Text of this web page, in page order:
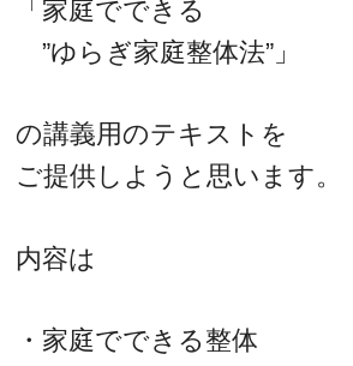
「家庭でできる
”ゆらぎ家庭整体法”」
の講義用のテキストを
ご提供しようと思います。
内容は
・家庭でできる整体